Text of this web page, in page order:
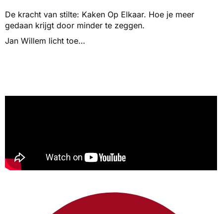
De kracht van stilte: Kaken Op Elkaar. Hoe je meer
gedaan krijgt door minder te zeggen.
Jan Willem licht toe…